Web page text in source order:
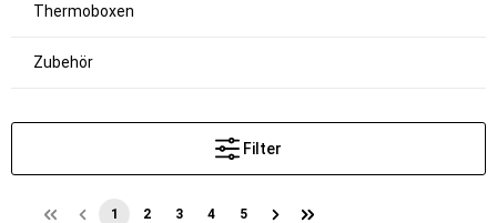
Thermoboxen
Zubehör
Filter
1 2 3 4 5